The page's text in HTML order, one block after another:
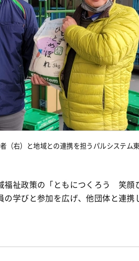
（右）と地域との連携を担うパルシステム
福祉政策の「ともにつくろう 笑
の学びと参加を広げ、他団体と連携